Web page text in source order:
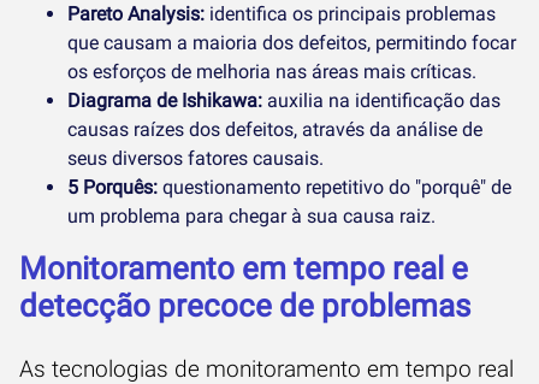
Pareto Analysis: identifica os principais problemas
que causam a maioria dos defeitos, permitindo focar
os esforços de melhoria nas áreas mais críticas.
Diagrama de Ishikawa: auxilia na identificação das
causas raízes dos defeitos, através da análise de
seus diversos fatores causais.
5 Porquês: questionamento repetitivo do "porquê" de
um problema para chegar à sua causa raiz.
Monitoramento em tempo real e
detecção precoce de problemas
As tecnologias de monitoramento em tempo real